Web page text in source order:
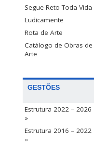
Segue Reto Toda Vida
Ludicamente
Rota de Arte
Catálogo de Obras de
Arte
GESTÕES
Estrutura 2022 – 2026
»
Estrutura 2016 – 2022
»